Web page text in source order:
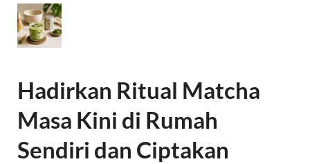
Hadirkan Ritual Matcha
Masa Kini di Rumah
Sendiri dan Ciptakan